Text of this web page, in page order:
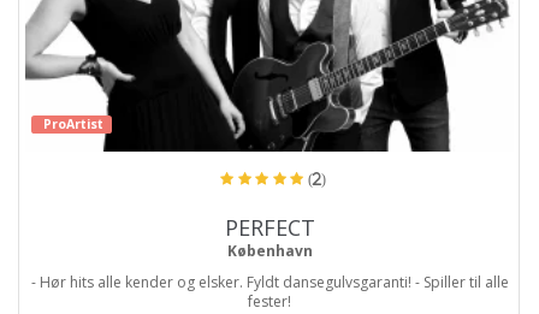
ProArtist
(2)
PERFECT
København
- Hør hits alle kender og elsker. Fyldt dansegulvsgaranti! - Spiller til alle
fester!